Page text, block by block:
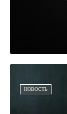
НОВОСТЬ